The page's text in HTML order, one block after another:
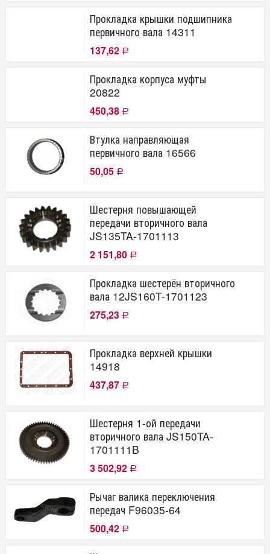
Прокладка крышки подшипника
первичного вала 14311
137,62 Р
Прокладка корпуса муфты
20822
450,38 Р
Втулка направляющая
первичного вала 16566
50,05 Р
Шестерня повышающей
передачи вторичного вала
JS135TA-1701113
2 151,80 Р
Прокладка шестерён вторичного
вала 12JS160T-1701123
275,23 Р
Прокладка верхней крышки
14918
437,87 Р
Шестерня 1-ой передачи
вторичного вала JS150TA-
1701111B
3 502,92 Р
Рычаг валика переключения
передач F96035-64
500,42 Р